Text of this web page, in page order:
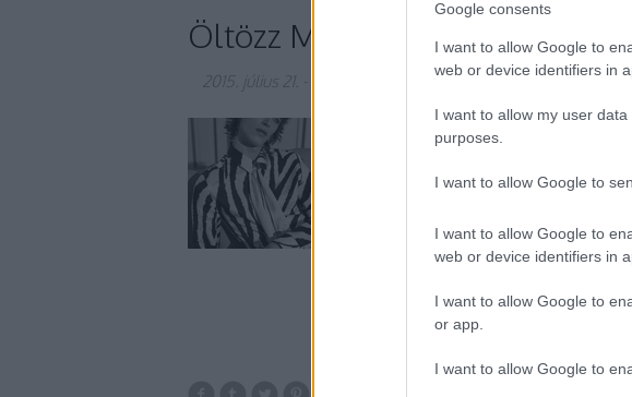
Google consents
I want to allow Google to
web or device identifiers in
I want to allow my user
purposes.
I want to allow Google to
I want to allow Google to
web or device identifiers in
I want to allow Google to
or app.
I want to allow Google to
Öltözz Mick Jaggernek!
2015. július 21.
Hitted volna, hogy valaha visszatér a
az éveket idézi meg, amikor az
TOVÁBB